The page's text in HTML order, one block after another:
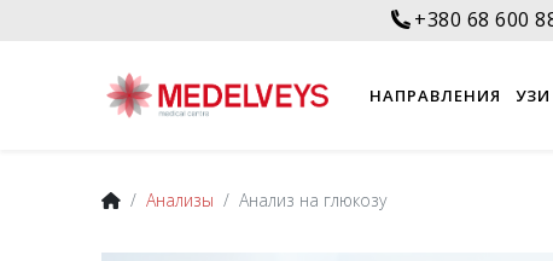
+380 68 600
НАПРАВЛЕНИЯ УЗИ
Анализы Анализ на глюкозу